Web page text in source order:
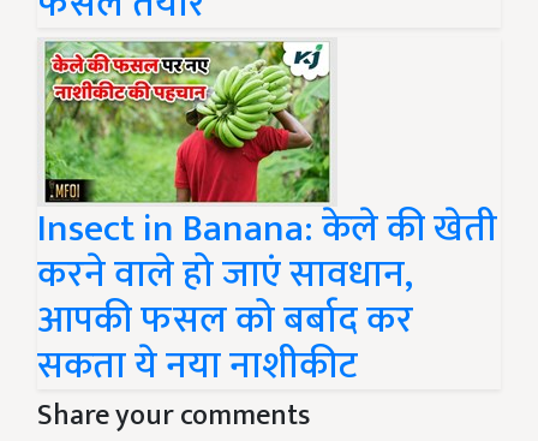
Insect in Banana: केले की खेती
करने वाले हो जाएं सावधान,
आपकी फसल को बर्बाद कर
सकता ये नया नाशीकीट
Share your comments